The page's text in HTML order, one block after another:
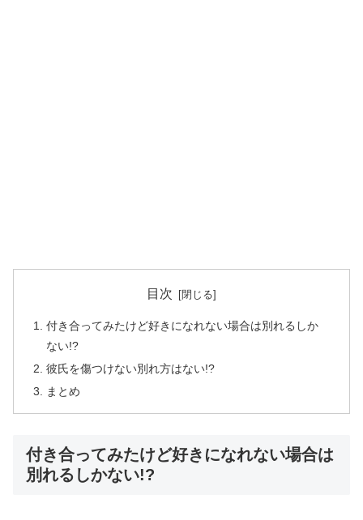
目次
付き合ってみたけど好きになれない場合は別れるしか
ない!?
彼氏を傷つけない別れ方はない!?
まとめ
付き合ってみたけど好きになれない場合は
別れるしかない!?